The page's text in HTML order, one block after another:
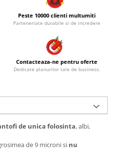
Peste 10000 clienti multumiti
Parteneriate durabile si de incredere
Contacteaza-ne pentru oferte
Dedicate planurilor tale de business.
de unica folosinta, albi,
de 9 microni si nu